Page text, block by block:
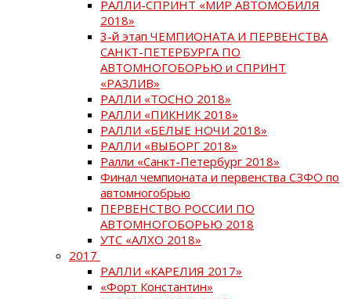
РАЛЛИ-СПРИНТ «МИР АВТОМОБИЛЯ
2018»
3-й этап ЧЕМПИОНАТА И ПЕРВЕНСТВА
САНКТ-ПЕТЕРБУРГА ПО
АВТОМНОГОБОРЬЮ и СПРИНТ
«РАЗЛИВ»
РАЛЛИ «ТОСНО 2018»
РАЛЛИ «ПИКНИК 2018»
РАЛЛИ «БЕЛЫЕ НОЧИ 2018»
РАЛЛИ «ВЫБОРГ 2018»
Ралли «Санкт-Петербург 2018»
Финал чемпионата и первенства СЗФО по
автомногобрью
ПЕРВЕНСТВО РОССИИ ПО
АВТОМНОГОБОРЬЮ 2018
УТС «АЛХО 2018»
2017
РАЛЛИ «КАРЕЛИЯ 2017»
«Форт Константин»